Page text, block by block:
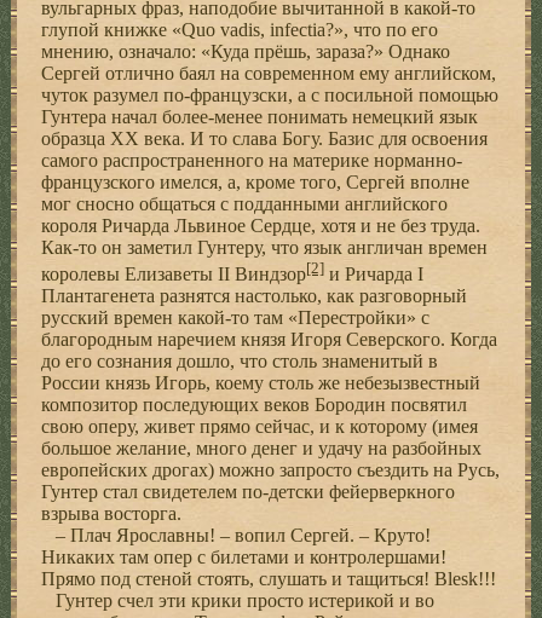
вульгарных фраз, наподобие вычитанной в какой-то
глупой книжке «Quo vadis, infectia?», что по его
мнению, означало: «Куда прёшь, зараза?» Однако
Сергей отлично баял на современном ему английском,
чуток разумел по-французски, а с посильной помощью
Гунтера начал более-менее понимать немецкий язык
образца ХХ века. И то слава Богу. Базис для освоения
самого распространенного на материке норманно-
французского имелся, а, кроме того, Сергей вполне
мог сносно общаться с подданными английского
короля Ричарда Львиное Сердце, хотя и не без труда.
Как-то он заметил Гунтеру, что язык англичан времен
королевы Елизаветы II Виндзор[2] и Ричарда I
Плантагенета разнятся настолько, как разговорный
русский времен какой-то там «Перестройки» с
благородным наречием князя Игоря Северского. Когда
до его сознания дошло, что столь знаменитый в
России князь Игорь, коему столь же небезызвестный
композитор последующих веков Бородин посвятил
свою оперу, живет прямо сейчас, и к которому (имея
большое желание, много денег и удачу на разбойных
европейских дрогах) можно запросто съездить на Русь,
Гунтер стал свидетелем по-детски фейерверкного
взрыва восторга.
– Плач Ярославны! – вопил Сергей. – Круто!
Никаких там опер с билетами и контролершами!
Прямо под стеной стоять, слушать и тащиться! Blesk!!!
Гунтер счел эти крики просто истерикой и во